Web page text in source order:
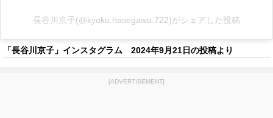
長谷川京子(@kyoko.hasegawa.722)がシェアした投稿
「長谷川京子」インスタグラム 2024年9月21日の投稿より
[ADVERTISEMENT]